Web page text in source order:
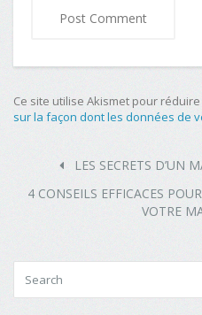
Ce site utilise Akismet pour
sur la façon dont les données de
LES SECRETS D’UN
4 CONSEILS EFFICACES
VOTRE